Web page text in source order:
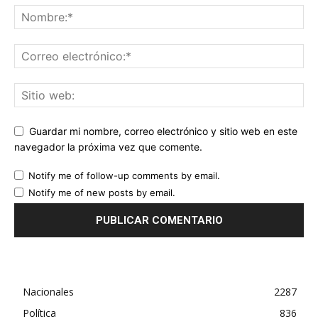
Guardar mi nombre, correo electrónico y sitio web en este
navegador la próxima vez que comente.
Notify me of follow-up comments by email.
Notify me of new posts by email.
Nacionales
2287
Política
836